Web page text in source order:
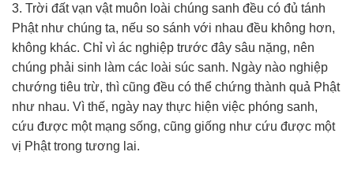
3. Trời đất vạn vật muôn loài chúng sanh đều có đủ tánh
Phật như chúng ta, nếu so sánh với nhau đều không hơn,
không khác. Chỉ vì ác nghiệp trước đây sâu nặng, nên
chúng phải sinh làm các loài súc sanh. Ngày nào nghiệp
chướng tiêu trừ, thì cũng đều có thể chứng thành quả Phật
như nhau. Vì thế, ngày nay thực hiện việc phóng sanh,
cứu được một mạng sống, cũng giống như cứu được một
vị Phật trong tương lai.